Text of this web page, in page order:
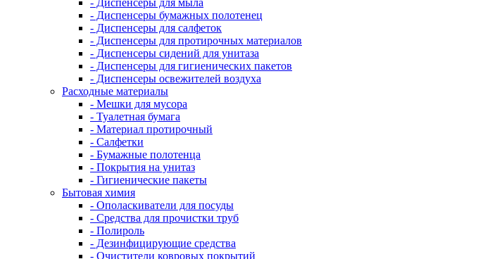
- Диспенсеры для мыла
- Диспенсеры бумажных полотенец
- Диспенсеры для салфеток
- Диспенсеры для протирочных материалов
- Диспенсеры сидений для унитаза
- Диспенсеры для гигиенических пакетов
- Диспенсеры освежителей воздуха
Расходные материалы
- Мешки для мусора
- Туалетная бумага
- Материал протирочный
- Салфетки
- Бумажные полотенца
- Покрытия на унитаз
- Гигиенические пакеты
Бытовая химия
- Ополаскиватели для посуды
- Средства для прочистки труб
- Полироль
- Дезинфицирующие средства
- Очистители ковровых покрытий